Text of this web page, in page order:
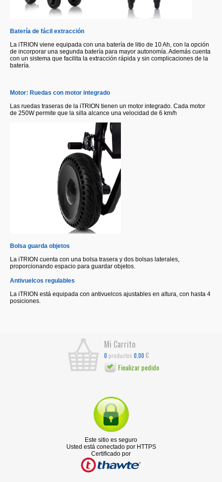
Batería de fácil extracción
La iTRION viene equipada con una batería de litio de 10 Ah, con la opción
de incorporar una segunda batería para mayor autonomía. Además cuenta
con un sistema que facilita la extracción rápida y sin complicaciones de la
batería.
Motor: Ruedas con motor integrado
Las ruedas traseras de la iTRION tienen un motor integrado. Cada motor
de 250W permite que la silla alcance una velocidad de 6 km/h
Bolsa guarda objetos
La iTRION cuenta con una bolsa trasera y dos bolsas laterales,
proporcionando espacio para guardar objetos.
Antivuelcos regulables
La iTRION está equipada con antivuelcos ajustables en altura, con hasta 4
posiciones.
Mi Carrito
0 productos 0,00 €
Finalizar pedido
Este sitio es seguro
Usted está conectado por HTTPS
Certificado por